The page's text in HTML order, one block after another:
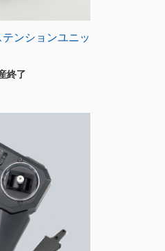
テンションユニッ
終了